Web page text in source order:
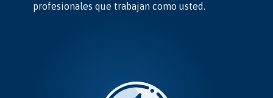
profesionales que trabajan como usted.